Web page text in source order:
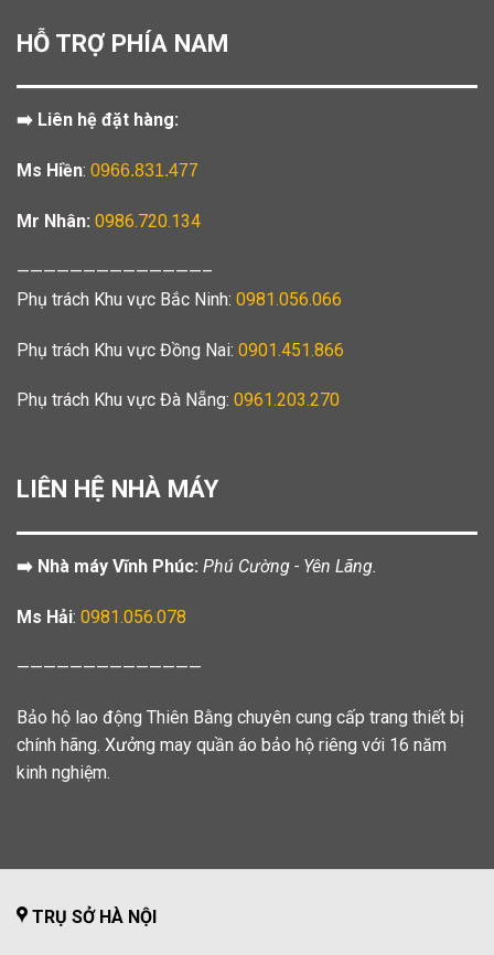
HỖ TRỢ PHÍA NAM
➡️ Liên hệ đặt hàng:
Ms Hiền: 0966.831.477
Mr Nhân: 0986.720.134
——————————————–
Phụ trách Khu vực Bắc Ninh: 0981.056.066
Phụ trách Khu vực Đồng Nai: 0901.451.866
Phụ trách Khu vực Đà Nẵng: 0961.203.270
LIÊN HỆ NHÀ MÁY
➡️ Nhà máy Vĩnh Phúc: Phú Cường - Yên Lãng.
Ms Hải: 0981.056.078
——————————————
Bảo hộ lao động Thiên Bằng chuyên cung cấp trang thiết bị
chính hãng. Xưởng may quần áo bảo hộ riêng với 16 năm
kinh nghiệm.
TRỤ SỞ HÀ NỘI